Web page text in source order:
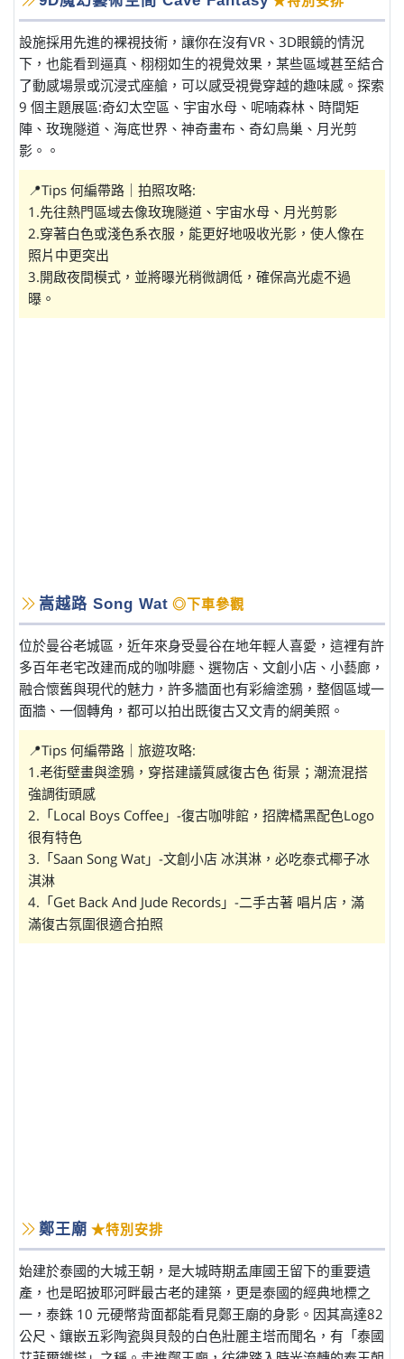
設施採用先進的裸視技術，讓你在沒有VR、3D眼鏡的情況
下，也能看到逼真、栩栩如生的視覺效果，某些區域甚至結合
了動感場景或沉浸式座艙，可以感受視覺穿越的趣味感。探索
9 個主題展區:奇幻太空區、宇宙水母、呢喃森林、時間矩
陣、玫瑰隧道、海底世界、神奇畫布、奇幻鳥巢、月光剪
影。。
📍Tips 何編帶路｜拍照攻略:
1.先往熱門區域去像玫瑰隧道、宇宙水母、月光剪影
2.穿著白色或淺色系衣服，能更好地吸收光影，使人像在
照片中更突出
3.開啟夜間模式，並將曝光稍微調低，確保高光處不過
曝。
嵩越路 Song Wat ◎下車參觀
位於曼谷老城區，近年來身受曼谷在地年輕人喜愛，這裡有許
多百年老宅改建而成的咖啡廳、選物店、文創小店、小藝廊，
融合懷舊與現代的魅力，許多牆面也有彩繪塗鴉，整個區域一
面牆、一個轉角，都可以拍出既復古又文青的網美照。
📍Tips 何編帶路｜旅遊攻略:
1.老街壁畫與塗鴉，穿搭建議質感復古色 街景；潮流混搭
強調街頭感
2.「Local Boys Coffee」-復古咖啡館，招牌橘黑配色Logo
很有特色
3.「Saan Song Wat」-文創小店 冰淇淋，必吃泰式椰子冰
淇淋
4.「Get Back And Jude Records」-二手古著 唱片店，滿
滿復古氛圍很適合拍照
鄭王廟 ★特別安排
始建於泰國的大城王朝，是大城時期孟庫國王留下的重要遺
產，也是昭披耶河畔最古老的建築，更是泰國的經典地標之
一，泰銖 10 元硬幣背面都能看見鄭王廟的身影。因其高達82
公尺、鑲嵌五彩陶瓷與貝殼的白色壯麗主塔而聞名，有「泰國